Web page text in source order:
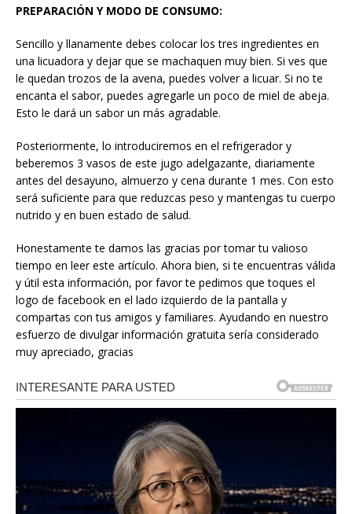
PREPARACIÓN Y MODO DE CONSUMO:
Sencillo y llanamente debes colocar los tres ingredientes en
una licuadora y dejar que se machaquen muy bien. Si ves que
le quedan trozos de la avena, puedes volver a licuar. Si no te
encanta el sabor, puedes agregarle un poco de miel de abeja.
Esto le dará un sabor un más agradable.
Posteriormente, lo introduciremos en el refrigerador y
beberemos 3 vasos de este jugo adelgazante, diariamente
antes del desayuno, almuerzo y cena durante 1 mes. Con esto
será suficiente para que reduzcas peso y mantengas tu cuerpo
nutrido y en buen estado de salud.
Honestamente te damos las gracias por tomar tu valioso
tiempo en leer este artículo. Ahora bien, si te encuentras válida
y útil esta información, por favor te pedimos que toques el
logo de facebook en el lado izquierdo de la pantalla y
compartas con tus amigos y familiares. Ayudando en nuestro
esfuerzo de divulgar información gratuita sería considerado
muy apreciado, gracias